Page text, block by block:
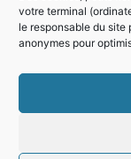
votre terminal
le responsable du
anonymes pour